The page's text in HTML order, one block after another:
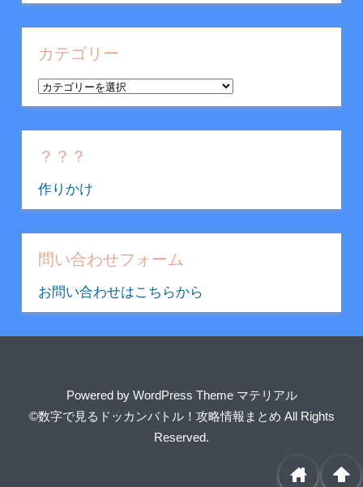
ー
カ
イ
カテゴリー
カ
テ
ゴ
リ
？？？
作りかけ
問い合わせフォーム
お問い合わせはこちらから
Powered by WordPress Theme マテリアル
©数字で見るドッカンバトル！攻略情報まとめ All Rights
Reserved.
arrowup
home